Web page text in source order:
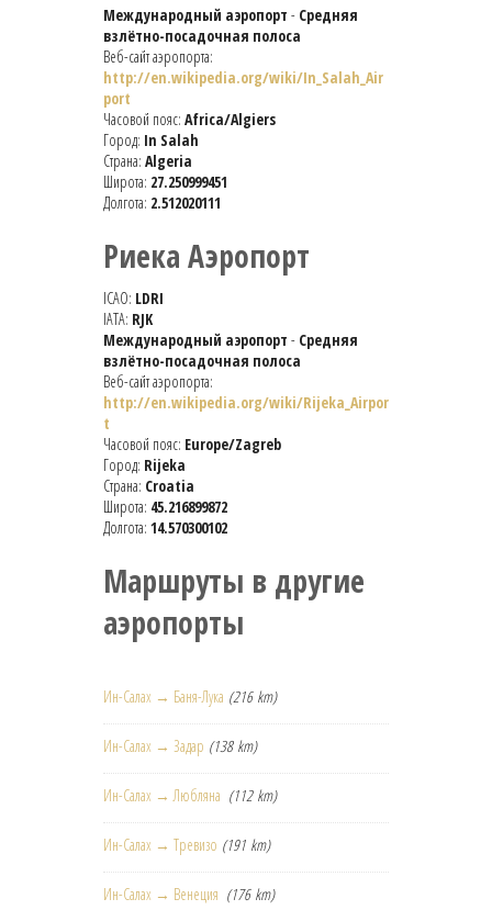
Международный аэропорт - Средняя
взлётно-посадочная полоса
Веб-сайт аэропорта:
http://en.wikipedia.org/wiki/In_Salah_Air
port
Часовой пояс: Africa/Algiers
Город: In Salah
Страна: Algeria
Широта: 27.250999451
Долгота: 2.512020111
Риека Аэропорт
ICAO: LDRI
IATA: RJK
Международный аэропорт - Средняя
взлётно-посадочная полоса
Веб-сайт аэропорта:
http://en.wikipedia.org/wiki/Rijeka_Airpor
t
Часовой пояс: Europe/Zagreb
Город: Rijeka
Страна: Croatia
Широта: 45.216899872
Долгота: 14.570300102
Маршруты в другие
аэропорты
Ин-Салах → Баня-Лука (216 km)
Ин-Салах → Задар (138 km)
Ин-Салах → Любляна (112 km)
Ин-Салах → Тревизо (191 km)
Ин-Салах → Венеция (176 km)